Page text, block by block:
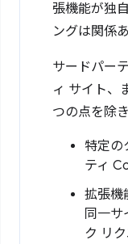
張機能が独
ングは関係
サードパー
ィ サイト、
つの点を除
特定の
ティ
拡張機
同一サ
ク リ